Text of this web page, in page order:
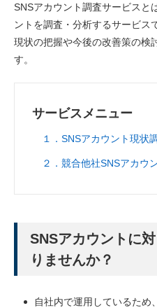
SNSアカウント調査サービスと
ントを調査・分析するサービス
現状の把握や今後の改善策の検
す。
サービスメニュー
１．SNSアカウント現状
２．競合他社SNSアカウ
SNSアカウントに
りませんか？
自社内で運用しているため